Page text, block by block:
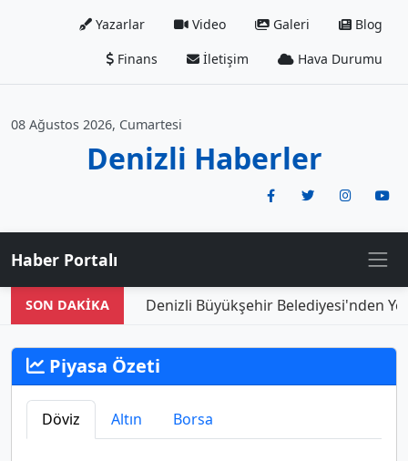
Yazarlar Video Galeri
Blog
Finans
İletişim Hava Durumu
08 Ağustos 2026, Cumartesi
Denizli Haberler
Haber Portalı
SON DAKİKA Denizli Büyükşehir Belediyesi'nden
Piyasa Özeti
Döviz Altın Borsa